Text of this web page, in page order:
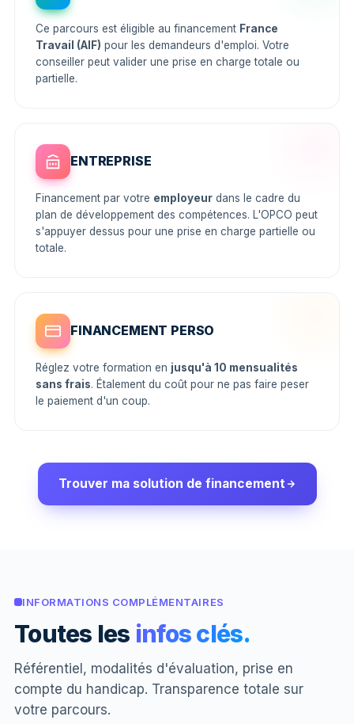
Ce parcours est éligible au financement France
Travail (AIF) pour les demandeurs d'emploi. Votre
conseiller peut valider une prise en charge totale ou
partielle.
ENTREPRISE
Financement par votre employeur dans le cadre du
plan de développement des compétences. L'OPCO peut
s'appuyer dessus pour une prise en charge partielle ou
totale.
FINANCEMENT PERSO
Réglez votre formation en jusqu'à 10 mensualités
sans frais. Étalement du coût pour ne pas faire peser
le paiement d'un coup.
Trouver ma solution de financement
INFORMATIONS COMPLÉMENTAIRES
Toutes les infos clés.
Référentiel, modalités d'évaluation, prise en
compte du handicap. Transparence totale sur
votre parcours.